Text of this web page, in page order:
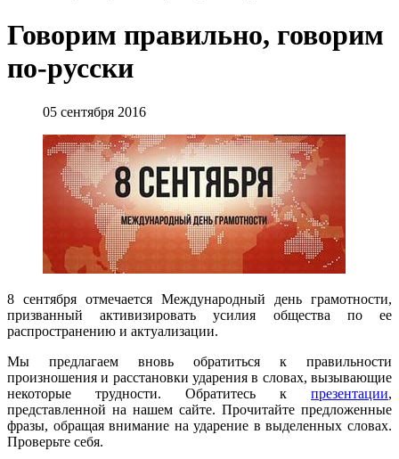
Говорим правильно, говорим
по-русски
05 сентября 2016
8 сентября отмечается Международный день грамотности,
призванный активизировать усилия общества по ее
распространению и актуализации.
Мы предлагаем вновь обратиться к правильности
произношения и расстановки ударения в словах, вызывающие
некоторые трудности. Обратитесь к презентации,
представленной на нашем сайте. Прочитайте предложенные
фразы, обращая внимание на ударение в выделенных словах.
Проверьте себя.